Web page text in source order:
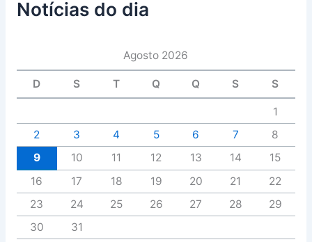
Notícias do dia
Agosto 2026
D S T Q Q S S
1
2
3 4 5 6 7
8
9
10 11 12 13 14
15
16
17 18 19 20 21
22
23
24 25 26 27 28
29
30
31